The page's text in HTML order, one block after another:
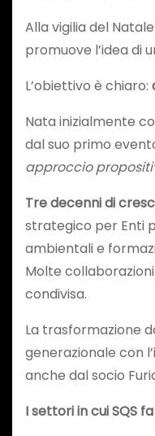
Alla vigilia del
promuove l’idea di
L’obiettivo è chiaro:
Nata inizialmente
dal suo primo
approccio
Tre decenni di
strategico per Enti
ambientali e
Molte
condivisa.
La trasformazione
generazionale con
anche dal socio
I settori in cui SQS